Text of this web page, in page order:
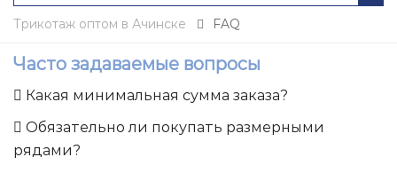
Трикотаж оптом в Ачинске FAQ
Часто задаваемые вопросы
Какая минимальная сумма заказа?
Обязательно ли покупать размерными
рядами?